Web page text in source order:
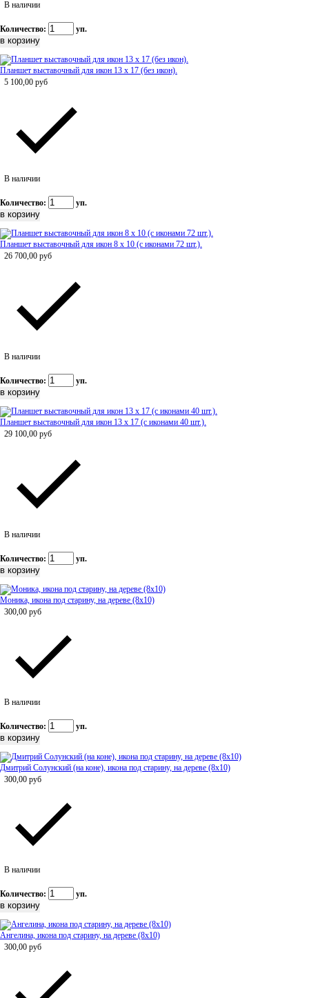
В наличии
Количество: уп.
Планшет выставочный для икон 13 х 17 (без икон).
5 100,00 руб
В наличии
Количество: уп.
Планшет выставочный для икон 8 х 10 (с иконами 72 шт.).
26 700,00 руб
В наличии
Количество: уп.
Планшет выставочный для икон 13 х 17 (с иконами 40 шт.).
29 100,00 руб
В наличии
Количество: уп.
Моника, икона под старину, на дереве (8x10)
300,00 руб
В наличии
Количество: уп.
Дмитрий Солунский (на коне), икона под старину, на дереве (8x10)
300,00 руб
В наличии
Количество: уп.
Ангелина, икона под старину, на дереве (8x10)
300,00 руб